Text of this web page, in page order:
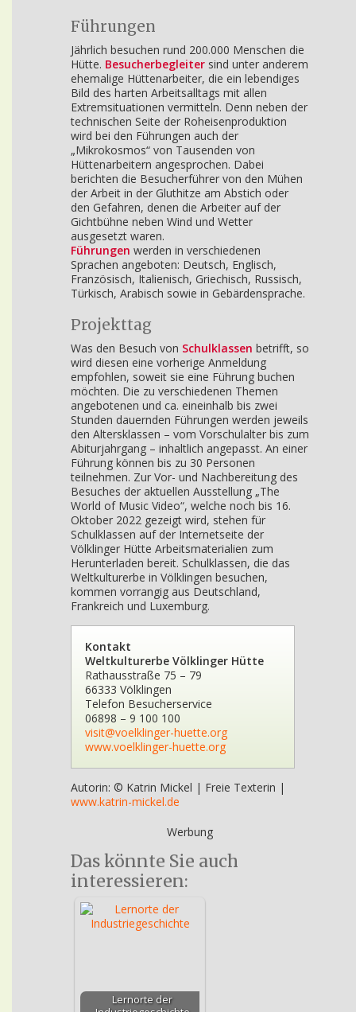
Führungen
Jährlich besuchen rund 200.000 Menschen die
Hütte. Besucherbegleiter sind unter anderem
ehemalige Hüttenarbeiter, die ein lebendiges
Bild des harten Arbeitsalltags mit allen
Extremsituationen vermitteln. Denn neben der
technischen Seite der Roheisenproduktion
wird bei den Führungen auch der
„Mikrokosmos“ von Tausenden von
Hüttenarbeitern angesprochen. Dabei
berichten die Besucherführer von den Mühen
der Arbeit in der Gluthitze am Abstich oder
den Gefahren, denen die Arbeiter auf der
Gichtbühne neben Wind und Wetter
ausgesetzt waren.
Führungen werden in verschiedenen
Sprachen angeboten: Deutsch, Englisch,
Französisch, Italienisch, Griechisch, Russisch,
Türkisch, Arabisch sowie in Gebärdensprache.
Projekttag
Was den Besuch von Schulklassen betrifft, so
wird diesen eine vorherige Anmeldung
empfohlen, soweit sie eine Führung buchen
möchten. Die zu verschiedenen Themen
angebotenen und ca. eineinhalb bis zwei
Stunden dauernden Führungen werden jeweils
den Altersklassen – vom Vorschulalter bis zum
Abiturjahrgang – inhaltlich angepasst. An einer
Führung können bis zu 30 Personen
teilnehmen. Zur Vor- und Nachbereitung des
Besuches der aktuellen Ausstellung „The
World of Music Video“, welche noch bis 16.
Oktober 2022 gezeigt wird, stehen für
Schulklassen auf der Internetseite der
Völklinger Hütte Arbeitsmaterialien zum
Herunterladen bereit. Schulklassen, die das
Weltkulturerbe in Völklingen besuchen,
kommen vorrangig aus Deutschland,
Frankreich und Luxemburg.
Kontakt
Weltkulturerbe Völklinger Hütte
Rathausstraße 75 – 79
66333 Völklingen
Telefon Besucherservice
06898 – 9 100 100
visit@voelklinger-huette.org
www.voelklinger-huette.org
Autorin: © Katrin Mickel | Freie Texterin |
www.katrin-mickel.de
Werbung
Das könnte Sie auch
interessieren:
Lernorte der